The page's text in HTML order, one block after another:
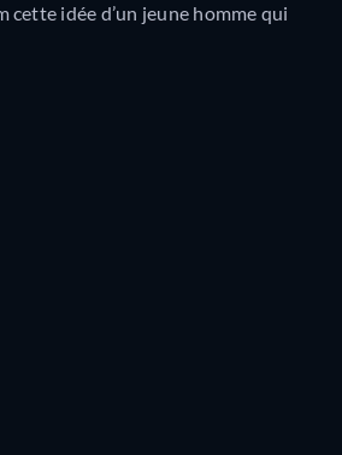
idée d’un jeune homme qui